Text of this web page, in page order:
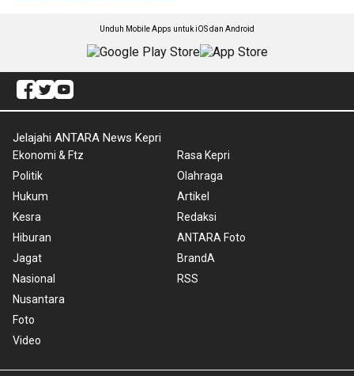
Unduh Mobile Apps untuk iOS dan Android
Jelajahi ANTARA News Kepri
Ekonomi & Ftz
Politik
Hukum
Kesra
Hiburan
Jagat
Nasional
Nusantara
Foto
Video
Rasa Kepri
Olahraga
Artikel
Redaksi
ANTARA Foto
BrandA
RSS